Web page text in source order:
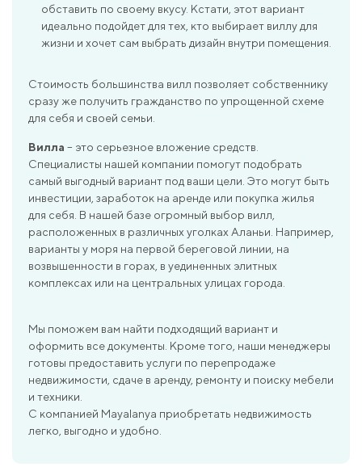
обставить по своему вкусу. Кстати, этот вариант
идеально подойдет для тех, кто выбирает виллу для
жизни и хочет сам выбрать дизайн внутри помещения.
Стоимость большинства вилл позволяет собственнику
сразу же получить гражданство по упрощенной схеме
для себя и своей семьи.
Вилла – это серьезное вложение средств.
Специалисты нашей компании помогут подобрать
самый выгодный вариант под ваши цели. Это могут быть
инвестиции, заработок на аренде или покупка жилья
для себя. В нашей базе огромный выбор вилл,
расположенных в различных уголках Аланьи. Например,
варианты у моря на первой береговой линии, на
возвышенности в горах, в уединенных элитных
комплексах или на центральных улицах города.
Мы поможем вам найти подходящий вариант и
оформить все документы. Кроме того, наши менеджеры
готовы предоставить услуги по перепродаже
недвижимости, сдаче в аренду, ремонту и поиску мебели
и техники.
С компанией Mayalanya приобретать недвижимость
легко, выгодно и удобно.